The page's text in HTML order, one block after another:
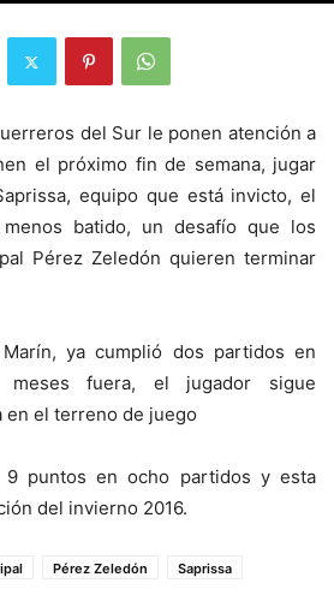
del Sur le ponen atención a
el próximo fin de semana, jugar
equipo que está invicto, el
batido, un desafío que los
Pérez Zeledón quieren terminar
ya cumplió dos partidos en
meses fuera, el jugador sigue
en el terreno de juego
9 puntos en ocho partidos y esta
del invierno 2016.
Pérez Zeledón Saprissa